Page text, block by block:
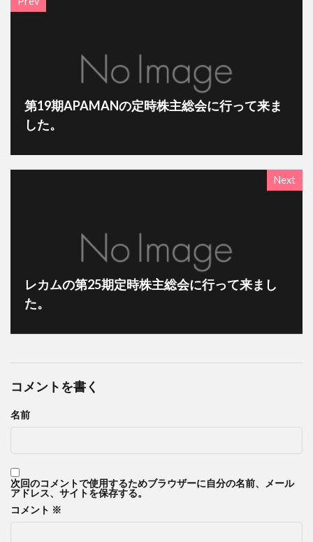
第19期APAMANの定時株主総会に行って来ま
した。
Next
レカムの第25期定時株主総会に行って来まし
た。
コメントを書く
名前
次回のコメントで使用するためブラウザーに自分の名前、メール
アドレス、サイトを保存する。
コメント ※